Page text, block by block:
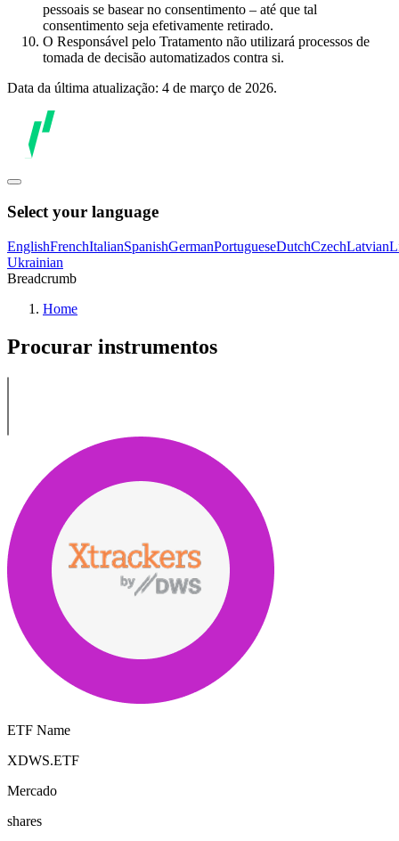
pessoais se basear no consentimento – até que tal
consentimento seja efetivamente retirado.
O Responsável pelo Tratamento não utilizará processos de
tomada de decisão automatizados contra si.
Data da última atualização: 4 de março de 2026.
Select your language
EnglishFrenchItalianSpanishGermanPortugueseDutchCzechLatvian
Ukrainian
Breadcrumb
Home
Procurar instrumentos
ETF Name
XDWS.ETF
Mercado
shares